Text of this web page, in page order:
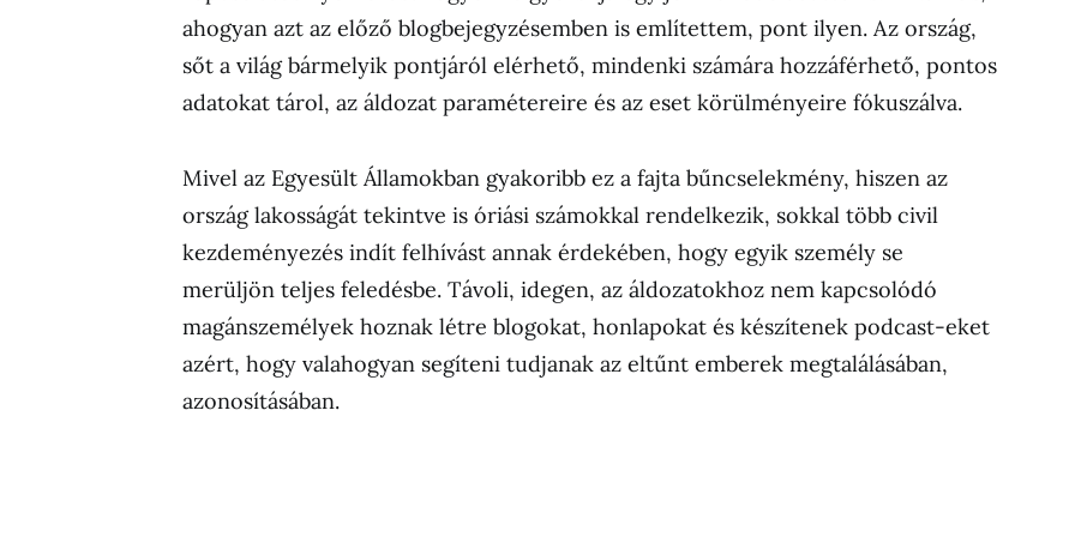
ahogyan azt az előző blogbejegyzésemben is említettem, pont ilyen. Az ország,
sőt a világ bármelyik pontjáról elérhető, mindenki számára hozzáférhető, pontos
adatokat tárol, az áldozat paramétereire és az eset körülményeire fókuszálva.
Mivel az Egyesült Államokban gyakoribb ez a fajta bűncselekmény, hiszen az
ország lakosságát tekintve is óriási számokkal rendelkezik, sokkal több civil
kezdeményezés indít felhívást annak érdekében, hogy egyik személy se
merüljön teljes feledésbe. Távoli, idegen, az áldozatokhoz nem kapcsolódó
magánszemélyek hoznak létre blogokat, honlapokat és készítenek podcast-eket
azért, hogy valahogyan segíteni tudjanak az eltűnt emberek megtalálásában,
azonosításában.